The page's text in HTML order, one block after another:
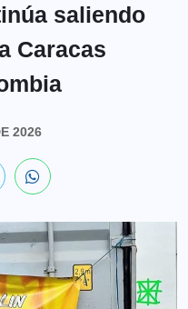
saliendo
Caracas
2026